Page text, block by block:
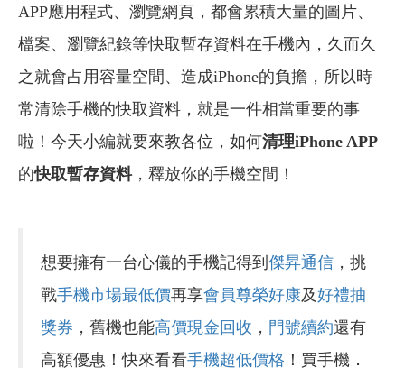
APP應用程式、瀏覽網頁，都會累積大量的圖片、
檔案、瀏覽紀錄等快取暫存資料在手機內，久而久
之就會占用容量空間、造成iPhone的負擔，所以時
常清除手機的快取資料，就是一件相當重要的事
啦！今天小編就要來教各位，如何清理iPhone APP
的快取暫存資料，釋放你的手機空間！
想要擁有一台心儀的手機記得到 傑昇通信 ，挑
戰手機市場最低價再享會員尊榮好康及好禮抽
獎券 ，舊機也能高價現金回收 ， 門號續約還有
高額優惠！快來看看手機超低價格 ！買手機．